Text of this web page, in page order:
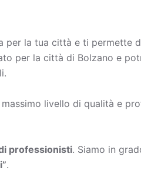
per la tua città e ti permette
per la città di Bolzano e
livello di qualità e
professionisti. Siamo in
.